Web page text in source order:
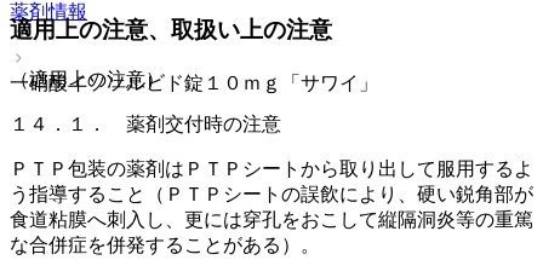
薬剤情報
一硝酸イソソルビド錠１０ｍｇ「サワイ」
適用上の注意、取扱い上の注意
（適用上の注意）
１４．１． 薬剤交付時の注意
ＰＴＰ包装の薬剤はＰＴＰシートから取り出して服用するよ
う指導すること（ＰＴＰシートの誤飲により、硬い鋭角部が
食道粘膜へ刺入し、更には穿孔をおこして縦隔洞炎等の重篤
な合併症を併発することがある）。